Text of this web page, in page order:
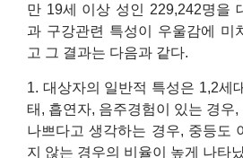
만 19세 이상 성인 229,242명을
과 구강관련 특성이 우울감에 미
고 그 결과는 다음과 같다.
1. 대상자의 일반적 특성은 1,2세
태, 흡연자, 음주경험이 있는 경우,
나쁘다고 생각하는 경우, 중등도
지 않는 경우의 비율이 높게 나타